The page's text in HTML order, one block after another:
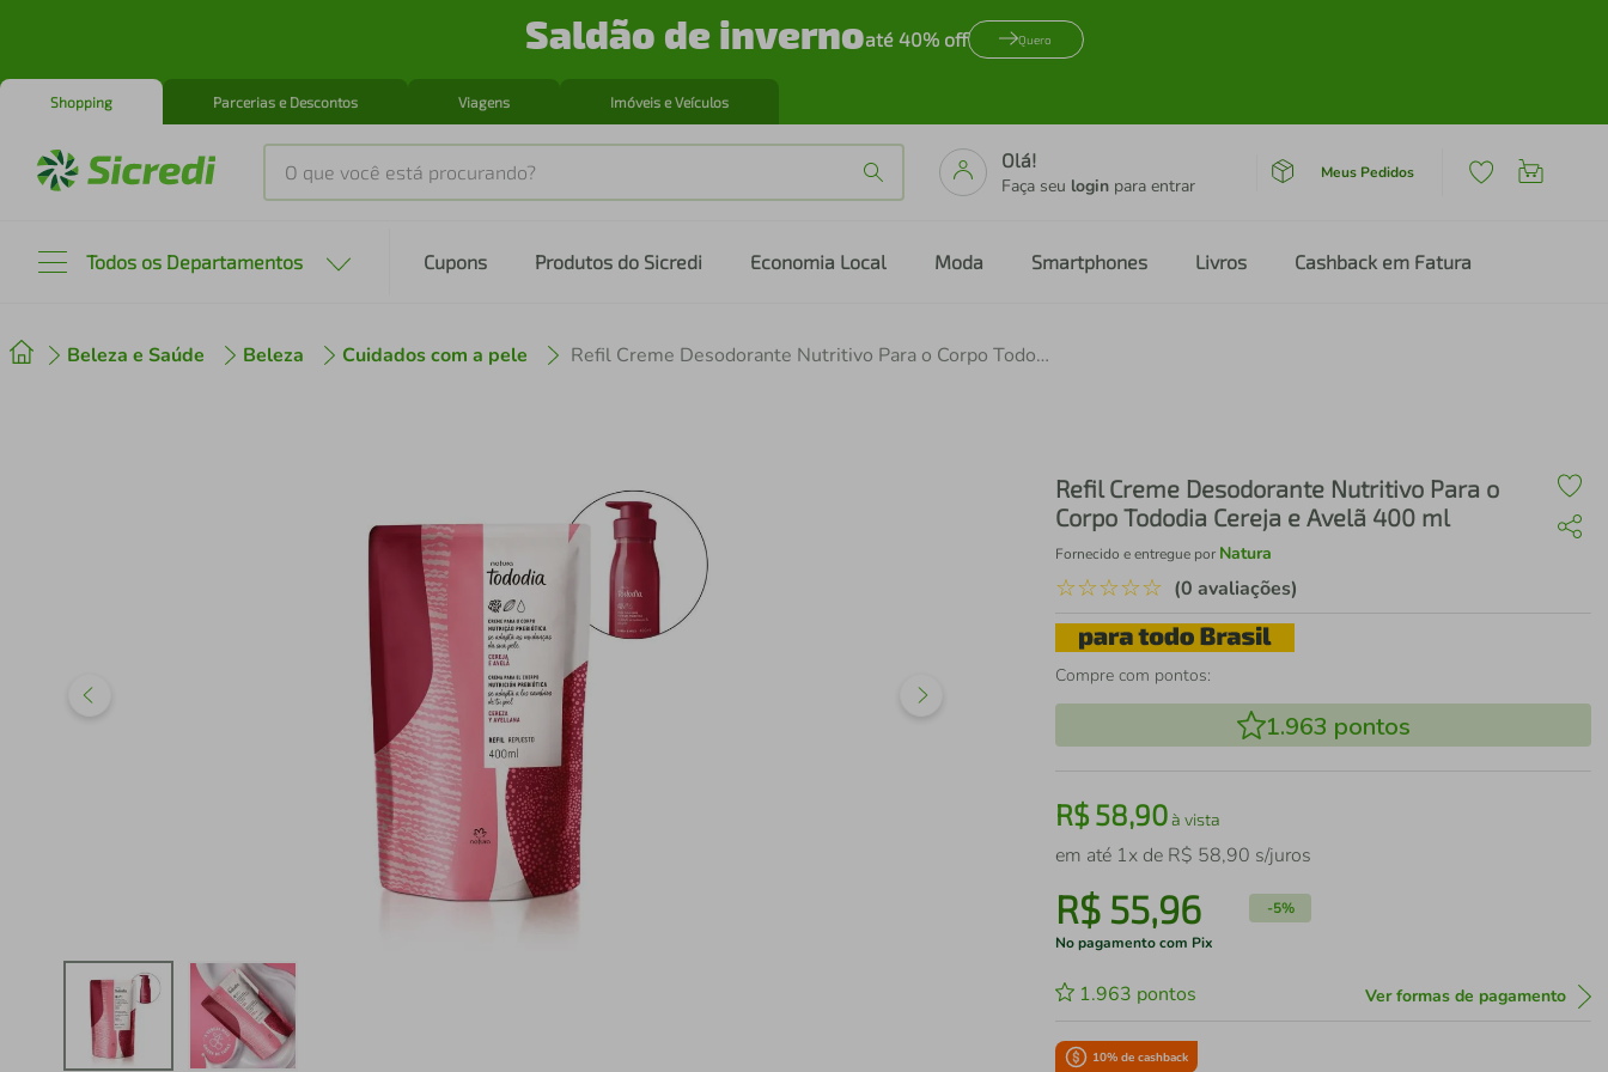
Saldão de invernoaté 40% off Quero
Shopping Parcerias e Descontos Viagens Imóveis e Veículos
O que você está procurando?
Olá!
Faça seu login para entrar
Meus Pedidos
Todos os Departamentos Cupons Produtos do Sicredi Economia Local Moda Smartphones Livros Cashback em Fatura
Beleza e Saúde Beleza Cuidados com a pele Refil Creme Desodorante Nutritivo Para o Corpo Tododia Cereja e Avelã 400 ml
Refil Creme Desodorante Nutritivo Para o
Corpo Tododia Cereja e Avelã 400 ml
Fornecido e entregue por Natura
☆☆☆☆☆ (0 avaliações)
Compre com pontos:
1.963 pontos
R$58,90à vista
em até 1x de R$ 58,90 s/juros
R$ 55,96 -5%
No pagamento com Pix
1.963 pontos Ver formas de pagamento
10% de cashback
2º cafeteira